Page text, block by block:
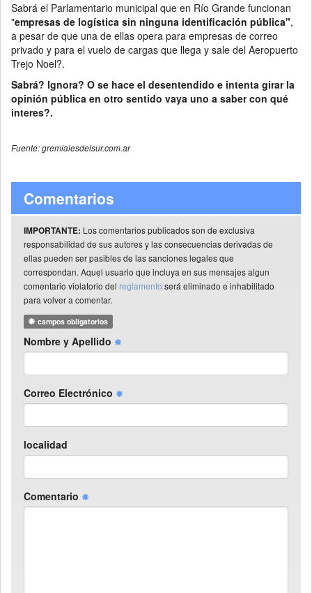
Sabrá el Parlamentario municipal que en Río Grande funcionan
"empresas de logística sin ninguna identificación pública",
a pesar de que una de ellas opera para empresas de correo
privado y para el vuelo de cargas que llega y sale del Aeropuerto
Trejo Noel?.
Sabrá? Ignora? O se hace el desentendido e intenta girar la
opinión pública en otro sentido vaya uno a saber con qué
interes?.
Fuente: gremialesdelsur.com.ar
Comentarios
IMPORTANTE: Los comentarios publicados son de exclusiva
responsabilidad de sus autores y las consecuencias derivadas de
ellas pueden ser pasibles de las sanciones legales que
correspondan. Aquel usuario que incluya en sus mensajes algun
comentario violatorio del reglamento será eliminado e inhabilitado
para volver a comentar.
campos obligatorios
Nombre y Apellido
Correo Electrónico
localidad
Comentario